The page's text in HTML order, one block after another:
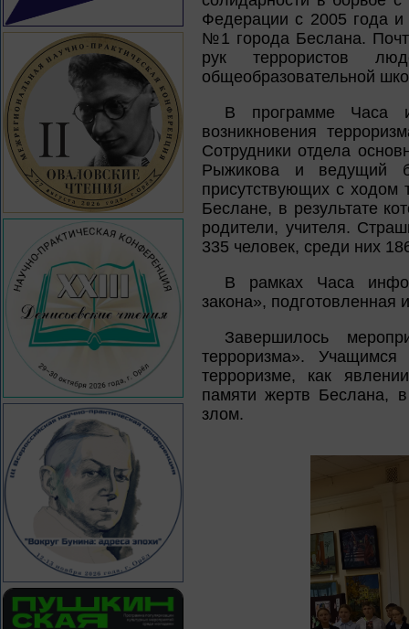
Федерации с 2005 года и
№1 города Беслана.
рук террористов
общеобразовательной
В программе Часа
возникновения
Сотрудники отдела
Рыжикова и ведущий
присутствующих с ходом
Беслане, в результате
родители, учителя.
335 человек, среди них
В рамках Часа
закона», подготовленная
Завершилось
терроризма».
терроризме, как
памяти жертв Беслана,
злом.